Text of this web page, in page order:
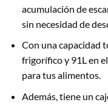
acumulación de
sin necesidad de
Con una capacidad
frigorífico y 91L en
para tus alimentos.
Además, tiene un